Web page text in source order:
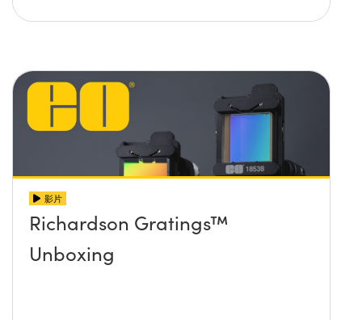
影片
Richardson Gratings™
Unboxing